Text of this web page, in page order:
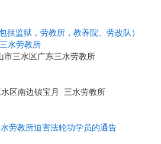
括监狱，劳教所，教养院、劳改队）
水劳教所
市三水区广东三水劳教所
区南边镇宝月 三水劳教所
劳教所迫害法轮功学员的通告